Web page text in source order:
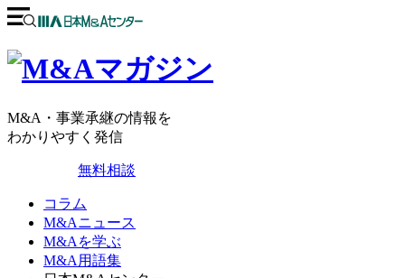
M&A・事業承継の情報を
わかりやすく発信
無料相談
コラム
M&Aニュース
M&Aを学ぶ
M&A用語集